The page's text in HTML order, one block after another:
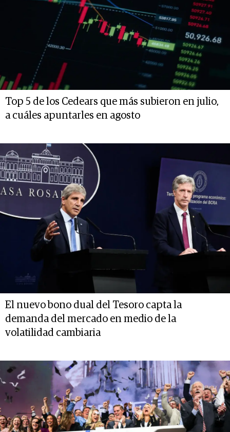
Top 5 de los Cedears que más subieron en julio,
a cuáles apuntarles en agosto
El nuevo bono dual del Tesoro capta la
demanda del mercado en medio de la
volatilidad cambiaria